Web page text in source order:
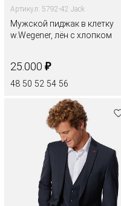
Артикул: 5792-42 Jack
Мужской пиджак в клетку
w.Wegener, лён с хлопком
25.000 ₽
48 50 52 54 56